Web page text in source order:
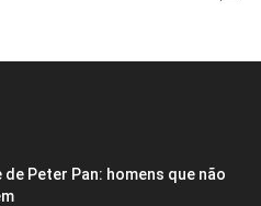
Peter Pan: homens que não